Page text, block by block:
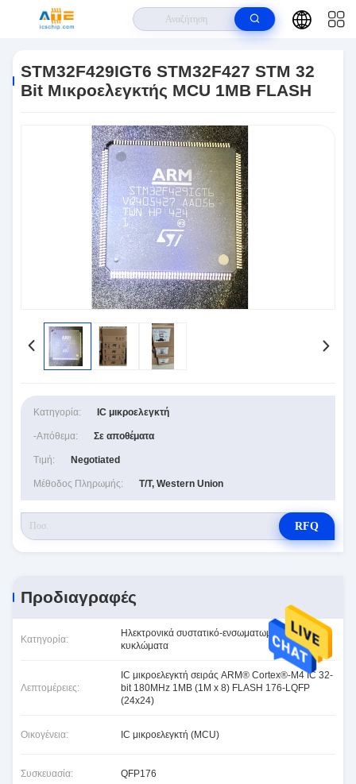
STM 32 Bit Μικροελεγκτής MCU 1MB FLASH
STM32F429IGT6 STM32F427 STM 32
Bit Μικροελεγκτής MCU 1MB FLASH
Κατηγορία: IC μικροελεγκτή
-απόθεμα: Σε αποθέματα
Τιμή: Negotiated
Μέθοδος Πληρωμής: T/T, Western Union
RFQ
Προδιαγραφές
Κατηγορία:
Ηλεκτρονικά συστατικό-ενσωματωμένα
κυκλώματα
Λεπτομέρειες:
IC μικροελεγκτή σειράς ARM® Cortex®-M4 IC 32-
bit 180MHz 1MB (1M x 8) FLASH 176-LQFP
(24x24)
Οικογένεια: IC μικροελεγκτή (MCU)
Συσκευασία: QFP176